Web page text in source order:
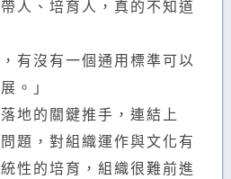
人、培育人，真的不知道
有沒有一個通用標準可以
。」
地的關鍵推手，連結上
題，對組織運作與文化有
性的培育，組織很難前進